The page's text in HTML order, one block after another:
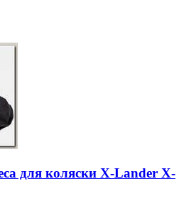
для коляски X-Lander X-